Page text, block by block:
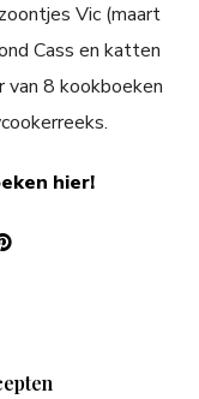
Vic (maart
Cass en katten
van 8 kookboeken
hier!